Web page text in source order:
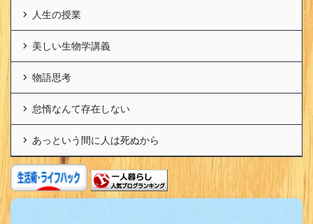
人生の授業
美しい生物学講義
物語思考
怠惰なんて存在しない
あっという間に人は死ぬから